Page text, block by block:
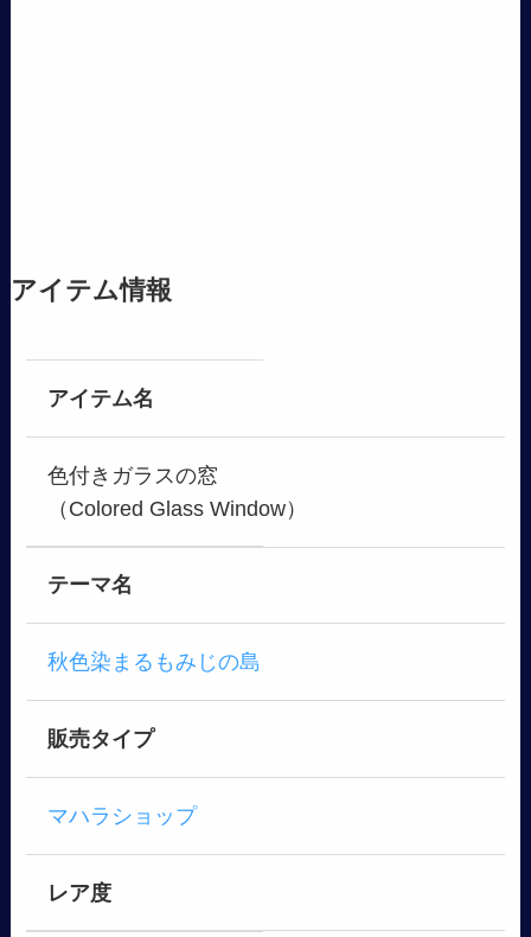
アイテム情報
アイテム名
色付きガラスの窓
（Colored Glass Window）
テーマ名
秋色染まるもみじの島
販売タイプ
マハラショップ
レア度